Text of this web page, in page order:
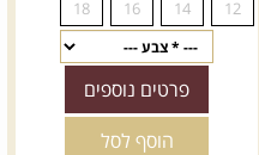
פרטים נוספים
הוסף לסל